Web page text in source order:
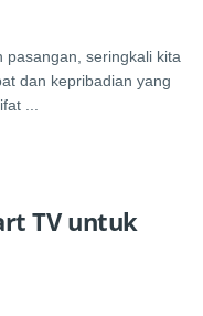
pasangan, seringkali kita
dan kepribadian yang
...
TV untuk